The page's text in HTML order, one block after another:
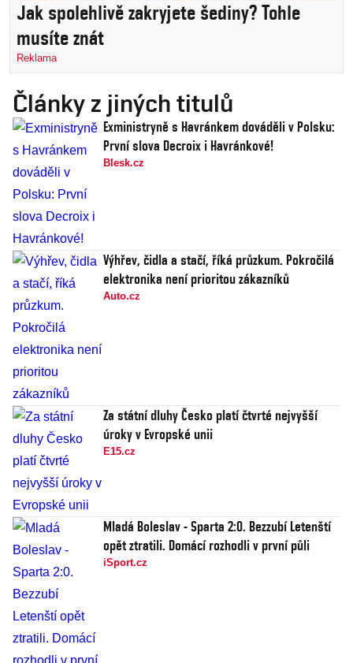
Jak spolehlivě zakryjete šediny? Tohle
musíte znát
Reklama
Články z jiných titulů
Exministryně s Havránkem dováděli v Polsku:
První slova Decroix i Havránkové!
Blesk.cz
Výhřev, čidla a stačí, říká průzkum. Pokročilá
elektronika není prioritou zákazníků
Auto.cz
Za státní dluhy Česko platí čtvrté nejvyšší
úroky v Evropské unii
E15.cz
Mladá Boleslav - Sparta 2:0. Bezzubí Letenští
opět ztratili. Domácí rozhodli v první půli
iSport.cz